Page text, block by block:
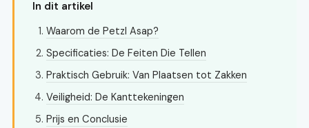
In dit artikel
Waarom de Petzl Asap?
Specificaties: De Feiten Die Tellen
Praktisch Gebruik: Van Plaatsen tot Zakken
Veiligheid: De Kanttekeningen
Prijs en Conclusie